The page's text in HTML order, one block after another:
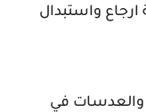
واستبدال
والعدسات في